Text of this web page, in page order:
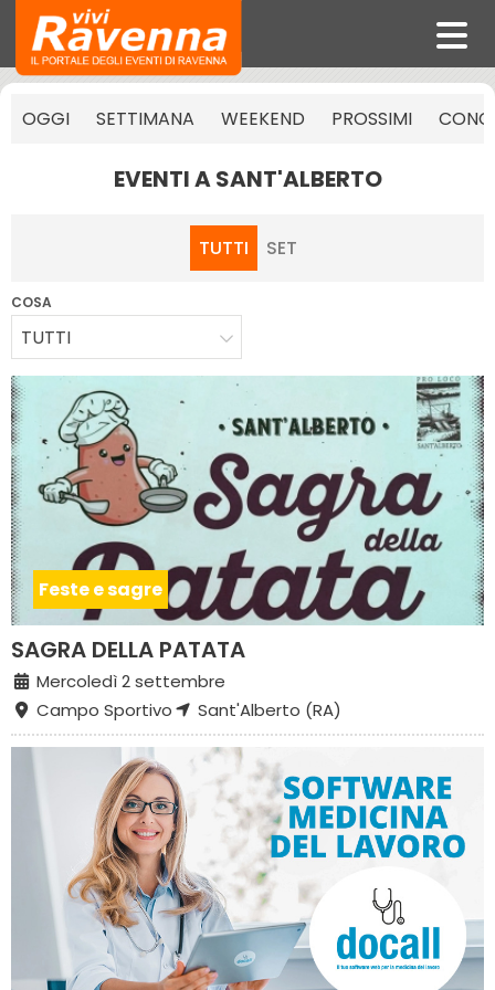
OGGI SETTIMANA WEEKEND PROSSIMI
EVENTI A SANT'ALBERTO
TUTTI SET
COSA
TUTTI
Feste e sagre
SAGRA DELLA PATATA
Mercoledì 2 settembre
Campo Sportivo
Sant'Alberto (RA)